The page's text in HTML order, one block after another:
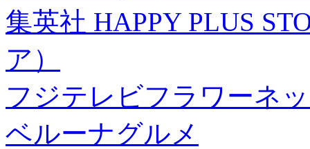
集英社 HAPPY PLUS
ア）
フジテレビフラワーネ
ベルーナグルメ